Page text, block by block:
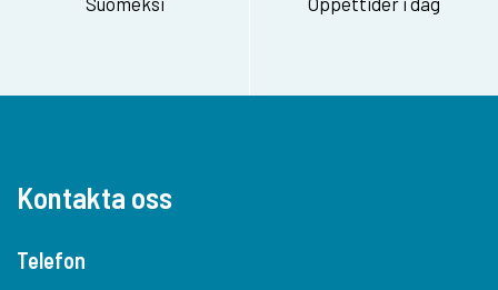
Kontakta oss
Telefon